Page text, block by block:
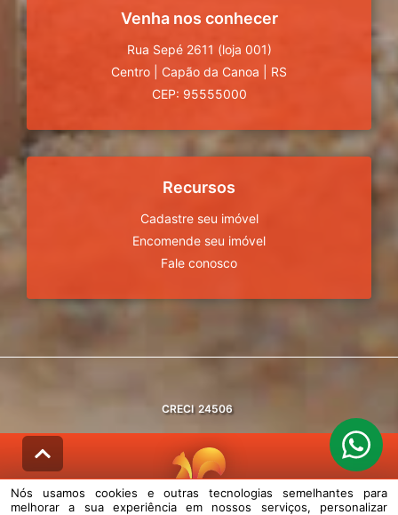
Venha nos conhecer
Rua Sepé 2611 (loja 001)
Centro
Capão da Canoa
RS
CEP: 95555000
Recursos
Cadastre seu imóvel
Encomende seu imóvel
Fale conosco
CRECI 24506
© DESENVOLVIDO PELAAGIL.NET
Nós usamos cookies e outras tecnologias semelhantes para
melhorar a sua experiência em nossos serviços, personalizar